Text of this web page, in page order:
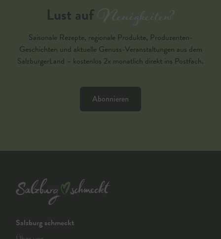
Lust aufNeuigkeiten?
Saisonale Rezepte, regionale Produkte, Produzenten-
Geschichten und aktuelle Genuss-Veranstaltungen aus dem
SalzburgerLand – kostenlos 2x monatlich direkt ins Postfach.
Abonnieren
Salzburg schmeckt